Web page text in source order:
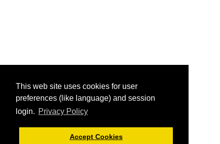
This web site uses cookies for user
preferences (like language) and session
login. Privacy Policy
Accept Cookies